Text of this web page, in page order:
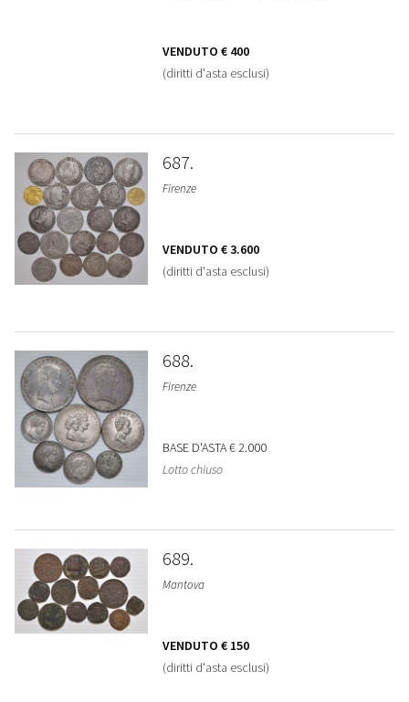
VENDUTO € 400
(diritti d'asta esclusi)
687
Firenze
VENDUTO € 3.600
(diritti d'asta esclusi)
688
Firenze
BASE D'ASTA€ 2.000
Lotto chiuso
689
Mantova
VENDUTO € 150
(diritti d'asta esclusi)